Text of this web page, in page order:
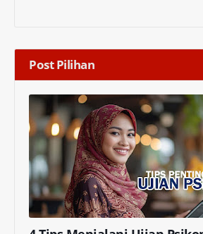
Post Pilihan